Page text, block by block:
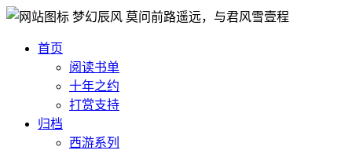
梦幻辰风 莫问前路遥远，与君风雪壹程
首页
阅读书单
十年之约
打赏支持
归档
西游系列